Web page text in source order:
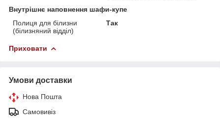
Внутрішнє наповнення шафи-купе
Полиця для білизни
(білизняний відділ)
Так
Приховати
Умови доставки
Нова Пошта
Самовивіз